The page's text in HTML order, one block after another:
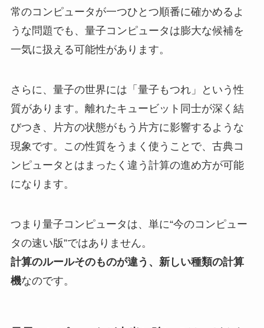
常のコンピュータが一つひとつ順番に確かめるよ
うな問題でも、量子コンピュータは膨大な候補を
一気に扱える可能性があります。
さらに、量子の世界には「量子もつれ」という性
質があります。離れたキュービット同士が深く結
びつき、片方の状態がもう片方に影響するような
現象です。この性質をうまく使うことで、古典コ
ンピュータとはまったく違う計算の進め方が可能
になります。
つまり量子コンピュータは、単に“今のコンピュー
タの速い版”ではありません。
計算のルールそのものが違う、新しい種類の計算
機なのです。